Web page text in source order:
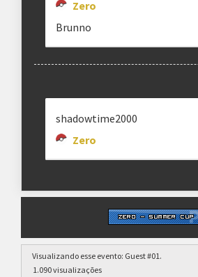
Zero
Brunno
shadowtime2000
Zero
Visualizando esse evento: Guest #01.
1.090 visualizações